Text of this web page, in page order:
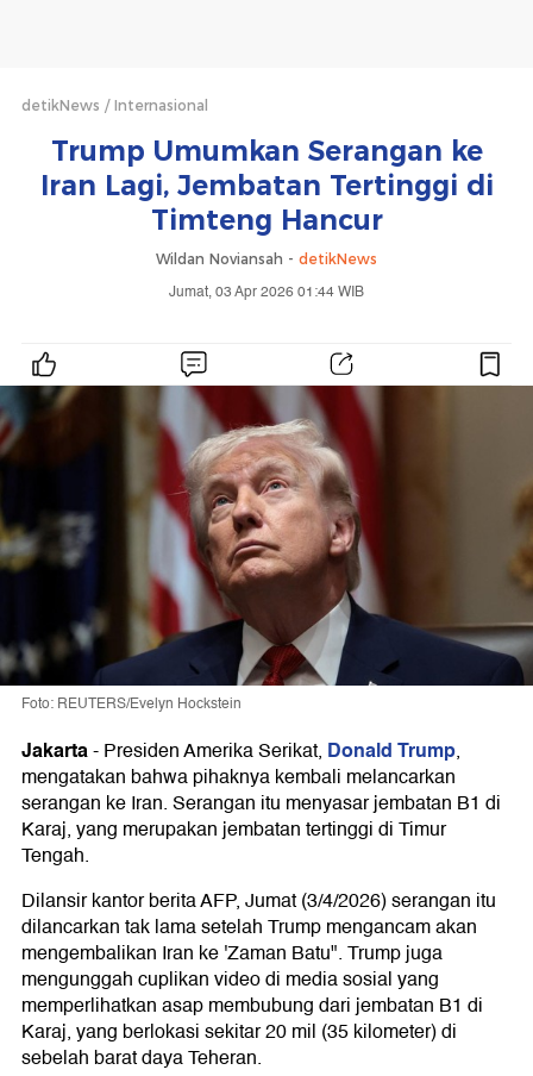
detikNews Internasional
Trump Umumkan Serangan ke
Iran Lagi, Jembatan Tertinggi di
Timteng Hancur
Wildan Noviansah - detikNews
Jumat, 03 Apr 2026 01:44 WIB
Foto: REUTERS/Evelyn Hockstein
Jakarta-Presiden Amerika Serikat, Donald Trump,
mengatakan bahwa pihaknya kembali melancarkan
serangan ke Iran. Serangan itu menyasar jembatan B1 di
Karaj, yang merupakan jembatan tertinggi di Timur
Tengah.
Dilansir kantor berita AFP, Jumat (3/4/2026) serangan itu
dilancarkan tak lama setelah Trump mengancam akan
mengembalikan Iran ke 'Zaman Batu". Trump juga
mengunggah cuplikan video di media sosial yang
memperlihatkan asap membubung dari jembatan B1 di
Karaj, yang berlokasi sekitar 20 mil (35 kilometer) di
sebelah barat daya Teheran.